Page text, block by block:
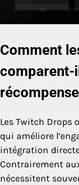
Comment
comparent-
Les Twitch Drops
qui améliore
intégration
Contrairement
nécessitent